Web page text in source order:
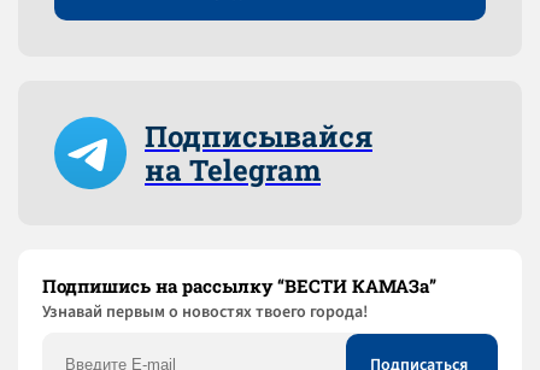
Подписывайся
на Telegram
Подпишись на рассылку “ВЕСТИ КАМАЗа”
Узнaвай первым о новостях твоего города!